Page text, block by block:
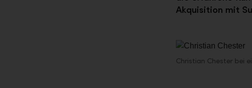
Akquisition mit
Christian Chester bei